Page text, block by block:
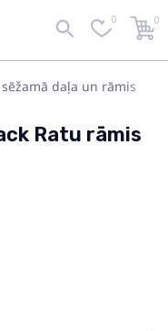
0 0
daļa un rāmis
Ratu rāmis